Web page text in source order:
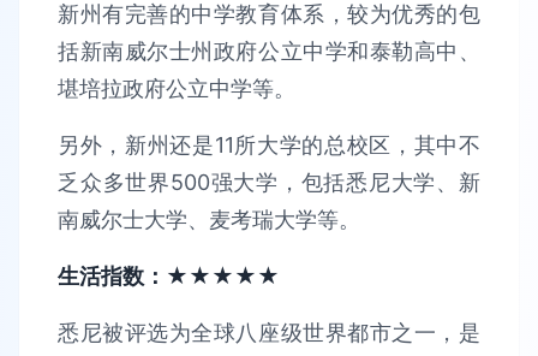
新州有完善的中学教育体系，较为优秀的包
括新南威尔士州政府公立中学和泰勒高中、
堪培拉政府公立中学等。
另外，新州还是11所大学的总校区，其中不
乏众多世界500强大学，包括悉尼大学、新
南威尔士大学、麦考瑞大学等。
生活指数：★★★★★
悉尼被评选为全球八座级世界都市之一，是